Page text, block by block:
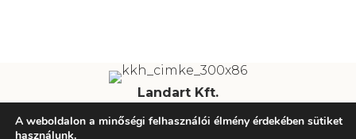
Landart Kft.
Tel: +36 20 424 6604 | Email: info@landart.hu
A weboldalon a minőségi felhasználói élmény érdekében sütiket
használunk.